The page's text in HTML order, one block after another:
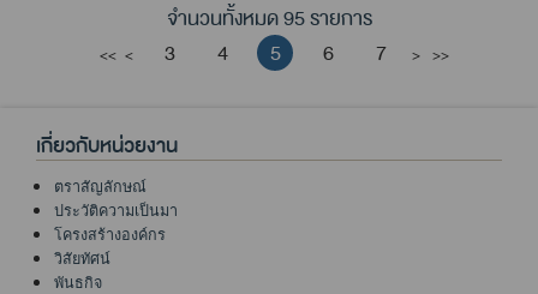
จำนวนทั้งหมด 95 รายการ
<< < 3 4 5 6 7 > >>
เกี่ยวกับหน่วยงาน
ตราสัญลักษณ์
ประวัติความเป็นมา
โครงสร้างองค์กร
วิสัยทัศน์
พันธกิจ